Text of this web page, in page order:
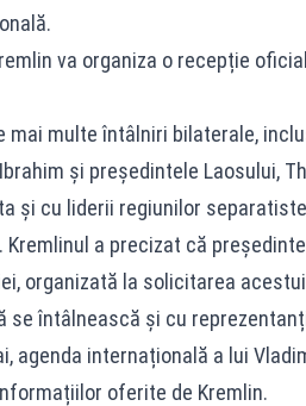
va organiza o recepție
mai multe întâlniri bilaterale,
și președintele Laosului,
și cu liderii regiunilor
Kremlinul a precizat că
organizată la solicitarea
se întâlnească și cu
agenda internațională a lui
oferite de Kremlin.